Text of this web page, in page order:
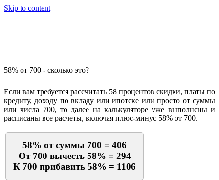
Skip to content
58% от 700 - сколько это?
Если вам требуется рассчитать 58 процентов скидки, платы по
кредиту, доходу по вкладу или ипотеке или просто от суммы
или числа 700, то далее на калькуляторе уже выполнены и
расписаны все расчеты, включая плюс-минус 58% от 700.
58% от суммы 700 = 406
От 700 вычесть 58% = 294
К 700 прибавить 58% = 1106